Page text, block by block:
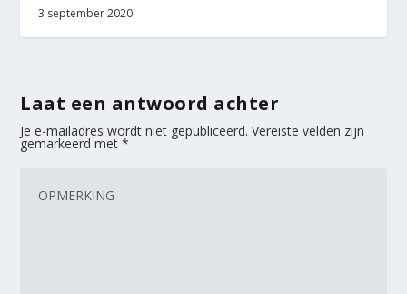
3 september 2020
Laat een antwoord achter
Je e-mailadres wordt niet gepubliceerd. Vereiste velden zijn
gemarkeerd met*